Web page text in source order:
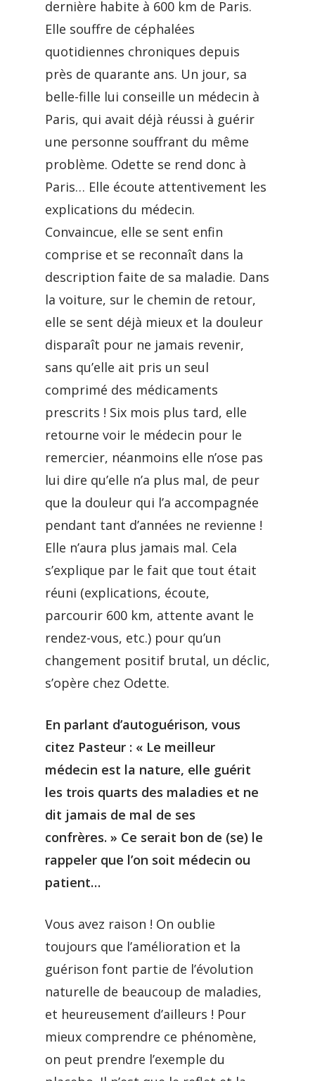
dernière habite à 600 km de Paris.
Elle souffre de céphalées
quotidiennes chroniques depuis
près de quarante ans. Un jour, sa
belle-fille lui conseille un médecin à
Paris, qui avait déjà réussi à guérir
une personne souffrant du même
problème. Odette se rend donc à
Paris… Elle écoute attentivement les
explications du médecin.
Convaincue, elle se sent enfin
comprise et se reconnaît dans la
description faite de sa maladie. Dans
la voiture, sur le chemin de retour,
elle se sent déjà mieux et la douleur
disparaît pour ne jamais revenir,
sans qu’elle ait pris un seul
comprimé des médicaments
prescrits ! Six mois plus tard, elle
retourne voir le médecin pour le
remercier, néanmoins elle n’ose pas
lui dire qu’elle n’a plus mal, de peur
que la douleur qui l’a accompagnée
pendant tant d’années ne revienne !
Elle n’aura plus jamais mal. Cela
s’explique par le fait que tout était
réuni (explications, écoute,
parcourir 600 km, attente avant le
rendez-vous, etc.) pour qu’un
changement positif brutal, un déclic,
s’opère chez Odette.
En parlant d’autoguérison, vous
citez Pasteur : « Le meilleur
médecin est la nature, elle guérit
les trois quarts des maladies et ne
dit jamais de mal de ses
confrères. » Ce serait bon de (se) le
rappeler que l’on soit médecin ou
patient…
Vous avez raison ! On oublie
toujours que l’amélioration et la
guérison font partie de l’évolution
naturelle de beaucoup de maladies,
et heureusement d’ailleurs ! Pour
mieux comprendre ce phénomène,
on peut prendre l’exemple du